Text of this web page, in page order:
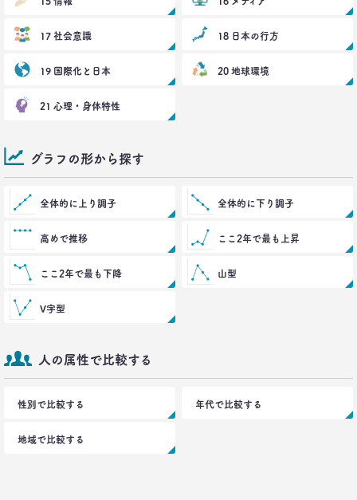
け？
三矢正浩
2016.11.30
博報堂 こそだて家族研究所
2016.10.27
生活定点から見えてくる、｢新しい大人の関係性消
費｣
安並まりや
2016.10.04
どんな人だか言ってみせましょう」
17 社会意識 18 日本の行方
19 国際化と日本 20 地球環境
21 心理・身体特性
グラフの形から探す
全体的に上り調子 全体的に下り調子
高めで推移 ここ2年で最も上昇
ここ2年で最も下降 山型
V字型
人の属性で比較する
性別で比較する 年代で比較する
地域で比較する